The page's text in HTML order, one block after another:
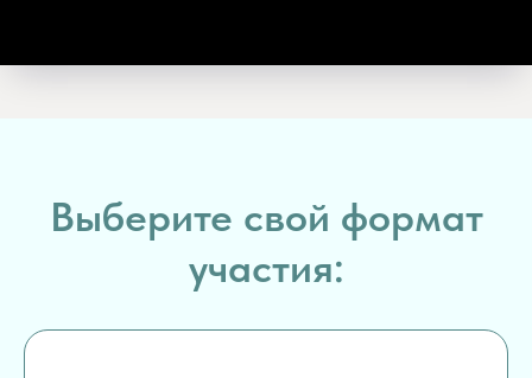
Выберите свой формат
участия: